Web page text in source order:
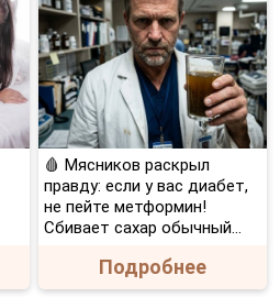
🩸 Мясников раскрыл
правду: если у вас диабет,
не пейте метформин!
Сбивает сахар обычный...
Подробнее